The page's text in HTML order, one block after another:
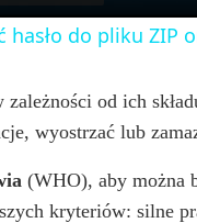
hasło do pliku
zależności od ich
wyostrzać lub
(WHO), aby można
kryteriów: silne